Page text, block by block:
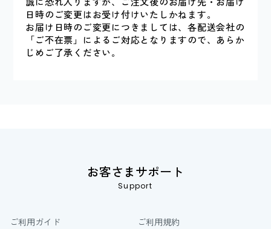
日時のご変更はお受け付けいたしかねます。
お届け日時のご変更につきましては、各配送会社の
「ご不在票」によるご対応となりますので、あらか
じめご了承ください。
お客さまサポート
Support
ご利用ガイド ご利用規約